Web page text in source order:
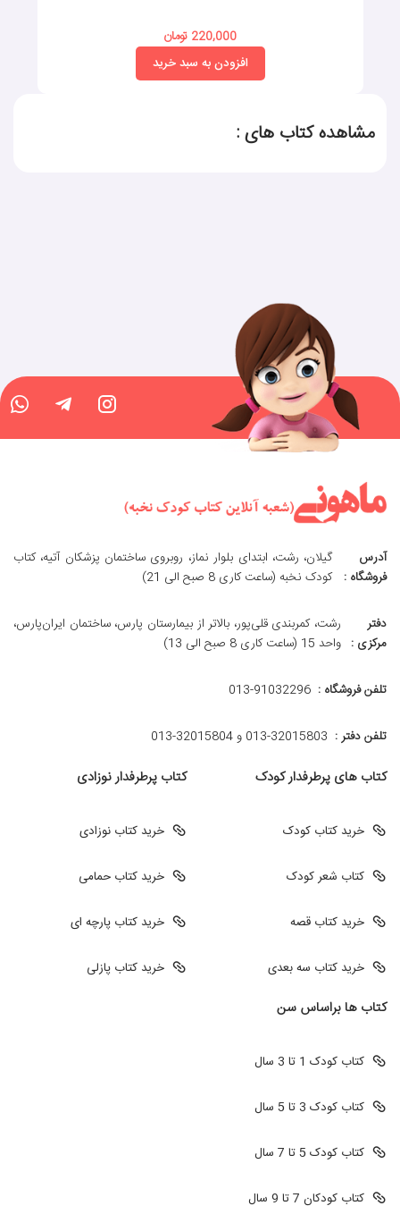
220,000 تومان
افزودن به سبد خرید
مشاهده کتاب های :
آدرس
فروشگاه :
گیلان، رشت، ابتدای بلوار نماز، روبروی ساختمان پزشکان آتیه، کتاب
کودک نخبه (ساعت کاری 8 صبح الی 21)
دفتر
مرکزی :
رشت، کمربندی قلی‌پور، بالاتر از بیمارستان پارس، ساختمان ایران‌پارس،
واحد 15 (ساعت کاری 8 صبح الی 13)
تلفن فروشگاه : 013-91032296
تلفن دفتر : 013-32015803 و 32015804-013
کتاب های پرطرفدار کودک
خرید کتاب کودک
کتاب شعر کودک
خرید کتاب قصه
خرید کتاب سه بعدی
کتاب پرطرفدار نوزادی
خرید کتاب نوزادی
خرید کتاب حمامی
خرید کتاب پارچه ای
خرید کتاب پازلی
کتاب ها براساس سن
کتاب کودک 1 تا 3 سال
کتاب کودک 3 تا 5 سال
کتاب کودک 5 تا 7 سال
کتاب کودکان 7 تا 9 سال